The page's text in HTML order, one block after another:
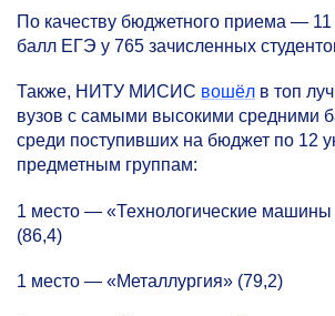
По качеству бюджетного приема — 11
балл ЕГЭ у 765 зачисленных
Также, НИТУ МИСИС вошёл в топ
вузов с самыми высокими средними
среди поступивших на бюджет по 12
предметным группам:
1 место — «Технологические машины
(86,4)
1 место — «Металлургия» (79,2)